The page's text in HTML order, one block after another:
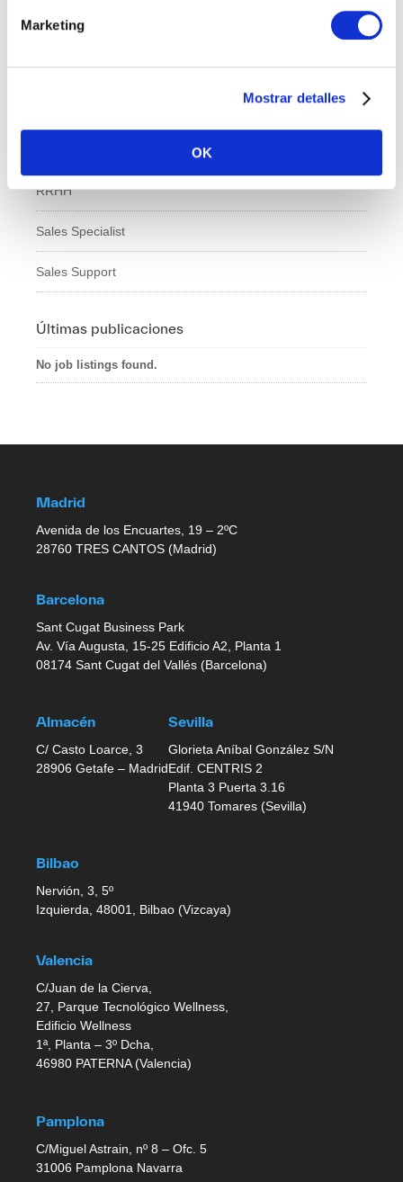
Marketing
Mostrar detalles
OK
Logí­stica
Managed Services
RRHH
Sales Specialist
Sales Support
Últimas publicaciones
No job listings found.
Madrid
Avenida de los Encuartes, 19 – 2ºC
28760 TRES CANTOS (Madrid)
Barcelona
Sant Cugat Business Park
Av. Vía Augusta, 15-25 Edificio A2, Planta 1
08174 Sant Cugat del Vallés (Barcelona)
Almacén
C/ Casto Loarce, 3
28906 Getafe – Madrid
Sevilla
Glorieta Aníbal González S/N
Edif. CENTRIS 2
Planta 3 Puerta 3.16
41940 Tomares (Sevilla)
Bilbao
Nervión, 3, 5º
Izquierda, 48001, Bilbao (Vizcaya)
Valencia
C/Juan de la Cierva,
27, Parque Tecnológico Wellness,
Edificio Wellness
1ª, Planta – 3º Dcha,
46980 PATERNA (Valencia)
Pamplona
C/Miguel Astrain, nº 8 – Ofc. 5
31006 Pamplona Navarra